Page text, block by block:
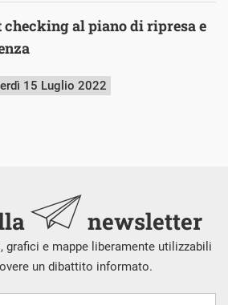
al piano di ripresa e
15 Luglio 2022
newsletter
grafici e mappe liberamente utilizzabili
un dibattito informato.